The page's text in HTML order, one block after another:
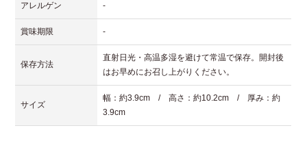
アレルゲン -
賞味期限 -
保存方法
直射日光・高温多湿を避けて常温で保存。開封後
はお早めにお召し上がりください。
サイズ
幅：約3.9cm / 高さ：約10.2cm / 厚み：約
3.9cm